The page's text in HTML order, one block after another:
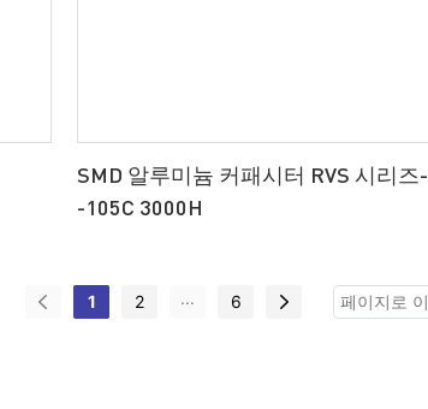
SMD 알루미늄 커패시터 RVS 시리즈-
-105C 3000H
1 2 ... 6